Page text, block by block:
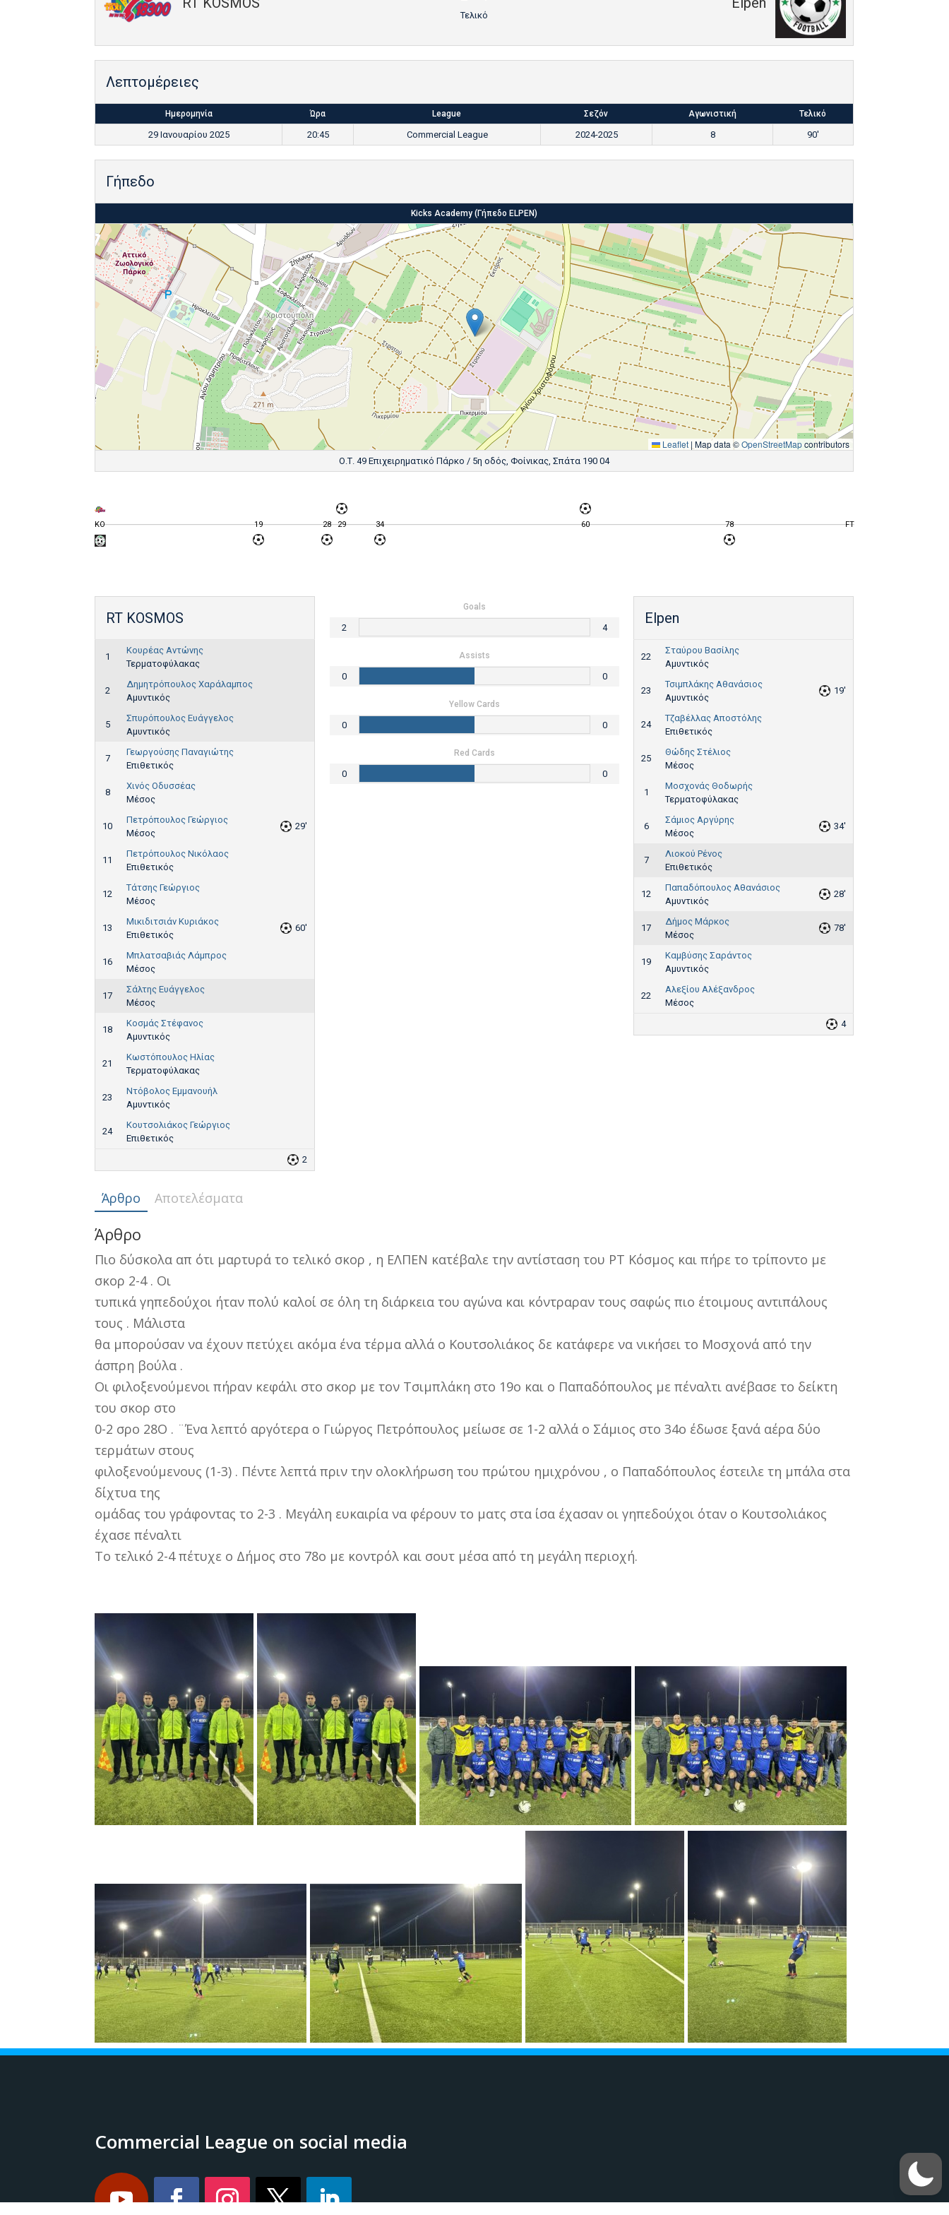
Τελικό
Λεπτομέρειες
Ημερομηνία Ώρα League Σεζόν Αγωνιστική Τελικό
29 Ιανουαρίου 2025 20:45 Commercial League 2024-2025 8 90'
Γήπεδο
Kicks Academy (Γήπεδο ELPEN)
Leaflet | Map data ©OpenStreetMapcontributors
Ο.Τ. 49 Επιχειρηματικό Πάρκο / 5η οδός, Φοίνικας, Σπάτα 190 04
KO 19 28 29 34 60 78 FT
RT KOSMOS
1
Κουρέας Αντώνης
Τερματοφύλακας
2
Δημητρόπουλος Χαράλαμπος
Αμυντικός
5
Σπυρόπουλος Ευάγγελος
Αμυντικός
7
Γεωργούσης Παναγιώτης
Επιθετικός
8
Χινός Οδυσσέας
Μέσος
10
Πετρόπουλος Γεώργιος
Μέσος
29'
11
Πετρόπουλος Νικόλαος
Επιθετικός
12
Τάτσης Γεώργιος
Μέσος
13
Μικιδιτσιάν Κυριάκος
Επιθετικός
60'
16
Μπλατσαβιάς Λάμπρος
Μέσος
17
Σάλτης Ευάγγελος
Μέσος
18
Κοσμάς Στέφανος
Αμυντικός
21
Κωστόπουλος Ηλίας
Τερματοφύλακας
23
Ντόβολος Εμμανουήλ
Αμυντικός
24
Κουτσολιάκος Γεώργιος
Επιθετικός
2
Elpen
22
Σταύρου Βασίλης
Αμυντικός
23
Τσιμπλάκης Αθανάσιος
Αμυντικός
19'
24
Τζαβέλλας Αποστόλης
Επιθετικός
25
Θώδης Στέλιος
Μέσος
1
Μοσχονάς Θοδωρής
Τερματοφύλακας
6
Σάμιος Αργύρης
Μέσος
34'
7
Λιοκού Ρένος
Επιθετικός
12
Παπαδόπουλος Αθανάσιος
Αμυντικός
28'
17
Δήμος Μάρκος
Μέσος
78'
19
Καμβύσης Σαράντος
Αμυντικός
22
Αλεξίου Αλέξανδρος
Μέσος
4
Goals
2 4
Assists
0 0
Yellow Cards
0 0
Red Cards
0 0
Άρθρο Αποτελέσματα
Άρθρο
Πιο δύσκολα απ ότι μαρτυρά το τελικό σκορ , η ΕΛΠΕΝ κατέβαλε την αντίσταση του ΡΤ Κόσμος και πήρε το τρίποντο με
σκορ 2-4 . Οι
τυπικά γηπεδούχοι ήταν πολύ καλοί σε όλη τη διάρκεια του αγώνα και κόντραραν τους σαφώς πιο έτοιμους αντιπάλους
τους . Μάλιστα
θα μπορούσαν να έχουν πετύχει ακόμα ένα τέρμα αλλά ο Κουτσολιάκος δε κατάφερε να νικήσει το Μοσχονά από την
άσπρη βούλα .
Οι φιλοξενούμενοι πήραν κεφάλι στο σκορ με τον Τσιμπλάκη στο 19ο και ο Παπαδόπουλος με πέναλτι ανέβασε το δείκτη
του σκορ στο
0-2 σρο 28Ο . ¨Ένα λεπτό αργότερα ο Γιώργος Πετρόπουλος μείωσε σε 1-2 αλλά ο Σάμιος στο 34ο έδωσε ξανά αέρα δύο
τερμάτων στους
φιλοξενούμενους (1-3) . Πέντε λεπτά πριν την ολοκλήρωση του πρώτου ημιχρόνου , ο Παπαδόπουλος έστειλε τη μπάλα στα
δίχτυα της
ομάδας του γράφοντας το 2-3 . Μεγάλη ευκαιρία να φέρουν το ματς στα ίσα έχασαν οι γηπεδούχοι όταν ο Κουτσολιάκος
έχασε πέναλτι
Το τελικό 2-4 πέτυχε ο Δήμος στο 78ο με κοντρόλ και σουτ μέσα από τη μεγάλη περιοχή.
Commercial League on social media